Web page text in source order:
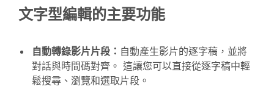
文字型編輯的主要功能
自動轉錄影片片段： 自動產生影片的逐字稿，並將
對話與時間碼對齊。 這讓您可以直接從逐字稿中輕
鬆搜尋、瀏覽和選取片段。